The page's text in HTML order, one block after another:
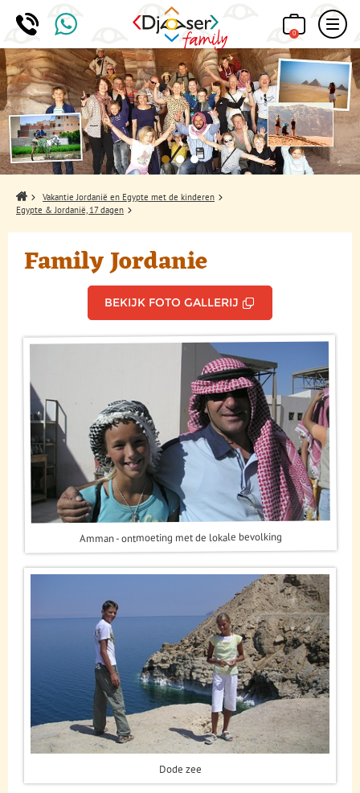
0
Home
Vakantie Jordanië en Egypte met de kinderen
Egypte & Jordanië, 17 dagen
Family Jordanie
BEKIJK FOTO GALLERIJ
Amman - ontmoeting met de lokale bevolking
Dode zee